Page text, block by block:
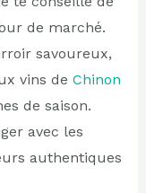
de marché.
savoureux,
vins de Chinon
de saison.
avec les
authentiques